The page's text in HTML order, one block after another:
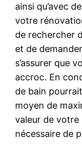
ainsi qu’avec
votre
de rechercher
et de
s’assurer que
accroc. En
de bain
moyen de
valeur de
nécessaire de